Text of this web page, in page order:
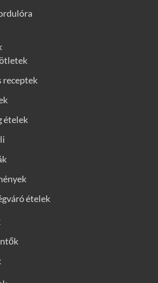
receptek
ételek
ételek